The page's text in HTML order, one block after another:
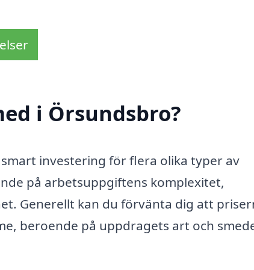
i Örsundsbro?
investering för flera olika typer av
på arbetsuppgiftens komplexitet,
Generellt kan du förvänta dig att
beroende på uppdragets art och